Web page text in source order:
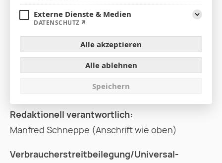
Eintragung im Handelsregister:
Registernummer: HRA 110656
Registergericht: Amtsgericht Oldenburg
Umsatzsteuer-ID:
USt-IdNr. gemäß § 27 a Umsatzsteuergesetz: DE
Redaktionell verantwortlich:
Manfred Schneppe (Anschrift wie oben)
Verbraucher­streit­beilegung/Universal­
Externe Dienste & Medien
DATENSCHUTZ
Alle akzeptieren
Alle ablehnen
Speichern